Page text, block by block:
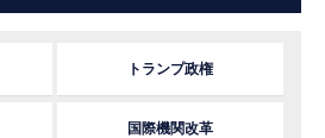
トランプ政権
国際機関改革